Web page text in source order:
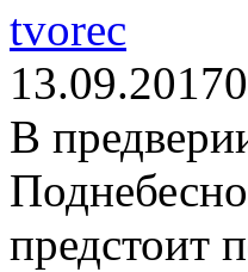
tvorec
13.09.2017
В
предстоит